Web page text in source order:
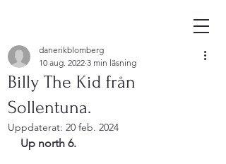
Billy The Kid från
Sollentuna.
danerikblomberg
10 aug. 2022 3 min läsning
Uppdaterat: 20 feb. 2024
Up north 6.